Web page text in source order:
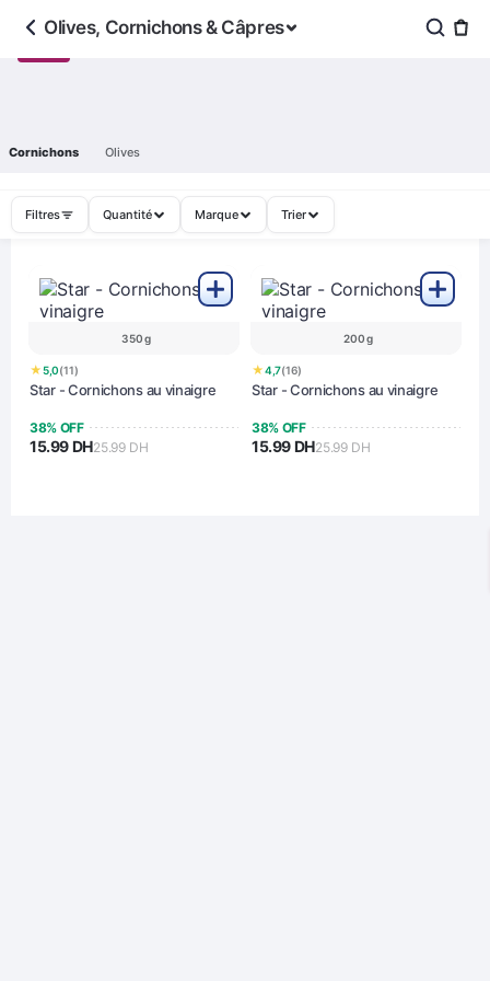
Olives, Cornichons & Câpres
Cornichons Olives
Filtres Quantité Marque Trier
350 g
★5,0(11)
Star - Cornichons au vinaigre
38% OFF
15.99 DH25.99 DH
200 g
★4,7(16)
Star - Cornichons au vinaigre
38% OFF
15.99 DH25.99 DH